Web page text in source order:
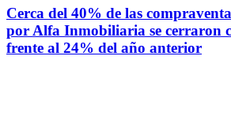
Cerca del 40% de las
por Alfa Inmobiliaria se cerraron
frente al 24% del año anterior